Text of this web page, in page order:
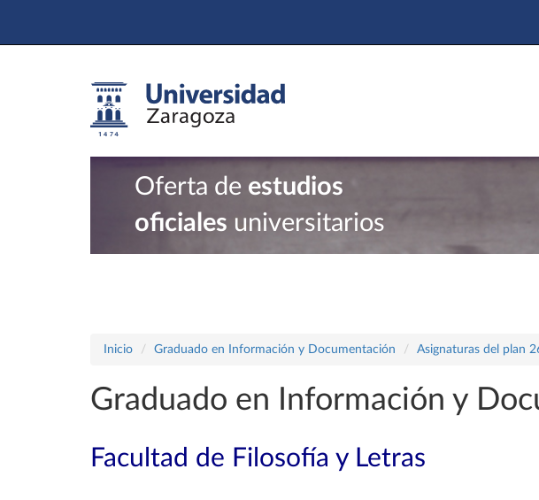
Oferta de estudios
oficiales universitarios
Inicio Graduado en Información y Documentación Asignaturas del plan
Graduado en Información y
Facultad de Filosofía y Letras